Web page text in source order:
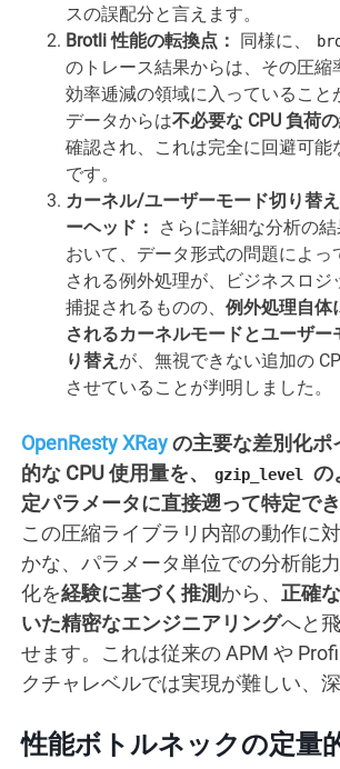
スの誤配分と言えます。
Brotli 性能の転換点：
同様に、
のトレース結果からは、その圧縮
効率逓減の領域に入っていること
データからは不必要な CPU 負荷
確認され、これは完全に回避可能
です。
カーネル/ユーザーモード切り替
ーヘッド：
さらに詳細な分析の
おいて、データ形式の問題によっ
される例外処理が、ビジネスロジ
捕捉されるものの、 例外処理自体
されるカーネルモードとユーザー
り替え が、無視できない追加の
させていることが判明しました。
OpenResty XRayの主要な差別化ポ
的な CPU 使用量を、
gzip_level の
定パラメータに直接遡って特定でき
この圧縮ライブラリ内部の動作に
かな、パラメータ単位での分析能
化を経験に基づく推測から、 正確
いた精密なエンジニアリングへと
せます。これは従来の APM や
クチャレベルでは実現が難しい、深
性能ボトルネックの定量